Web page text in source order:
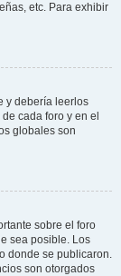
etc. Para exhibir
y debería leerlos
cada foro y en el
globales son
sobre el foro
sea posible. Los
donde se publicaron.
son otorgados